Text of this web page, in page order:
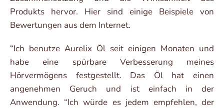
Produkts hervor. Hier sind einige Beispiele von
Bewertungen aus dem Internet.
“Ich benutze Aurelix Öl seit einigen Monaten und
habe eine spürbare Verbesserung meines
Hörvermögens festgestellt. Das Öl hat einen
angenehmen Geruch und ist einfach in der
Anwendung. “Ich würde es jedem empfehlen, der